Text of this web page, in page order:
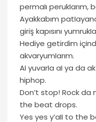
permaIı perukIarım,
Ayakkabım
giriş kapısını
Hediye getirdim
akvaryumIarım.
AI yuvarIa aI ya da
hiphop.
Don’t stop! Rock
the beat drops.
Yes yes y’aII to the